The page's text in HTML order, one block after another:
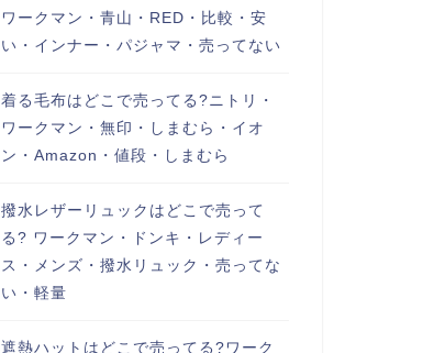
ワークマン・青山・RED・比較・安
い・インナー・パジャマ・売ってない
着る毛布はどこで売ってる?ニトリ・
ワークマン・無印・しまむら・イオ
ン・Amazon・値段・しまむら
撥水レザーリュックはどこで売って
る? ワークマン・ドンキ・レディー
ス・メンズ・撥水リュック・売ってな
い・軽量
遮熱ハットはどこで売ってる?ワーク